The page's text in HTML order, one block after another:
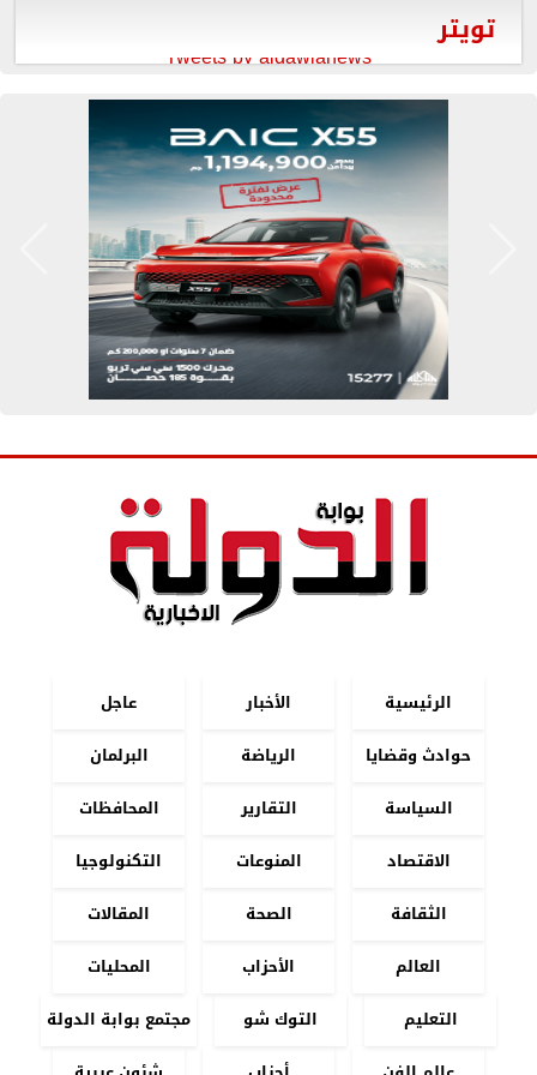
تويتر
Tweets by aldawlanews
الرئيسية الأخبار
عاجل
حوادث وقضايا
الرياضة
البرلمان
السياسة
التقارير
المحافظات
الاقتصاد
المنوعات
التكنولوجيا
الثقافة
الصحة
المقالات
العالم
الأحزاب
المحليات
التعليم
التوك شو
مجتمع بوابة الدولة